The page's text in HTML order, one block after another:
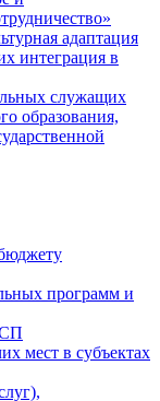
адаптация
интеграция в
служащих
образования,
программ и
мест в субъектах